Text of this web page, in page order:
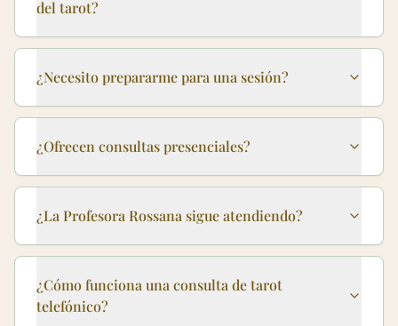
del tarot?
¿Necesito prepararme para una sesión?
¿Ofrecen consultas presenciales?
¿La Profesora Rossana sigue atendiendo?
¿Cómo funciona una consulta de tarot
telefónico?